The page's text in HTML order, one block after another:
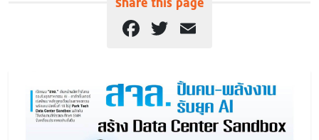
Facebook
Twitter